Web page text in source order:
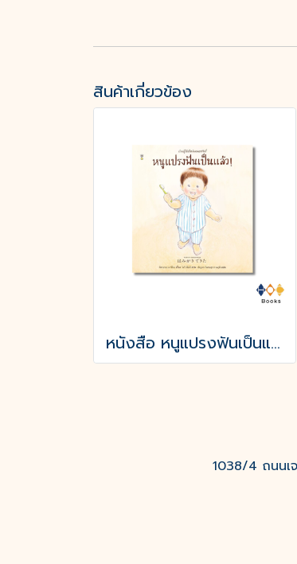
สินค้าเกี่ยวข้อง
หนังสือ หนูแปรงฟันเป็นแล้ว! (ปกแข็ง)
1038/4 ถนนเ